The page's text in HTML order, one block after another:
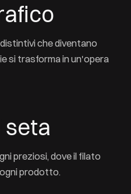
che diventano
si trasforma in un'opera
seta
preziosi, dove il filato
prodotto.